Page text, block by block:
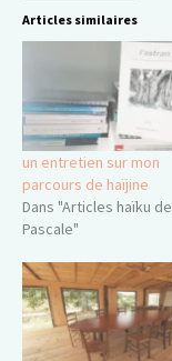
Articles similaires
un entretien sur mon
parcours de haïjine
Dans "Articles haïku de
Pascale"